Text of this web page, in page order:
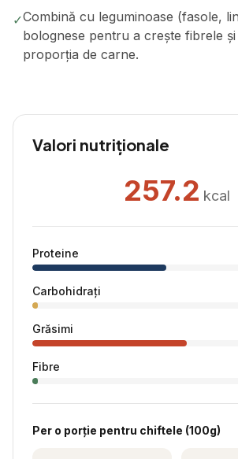
✓Combină cu leguminoase (fasole,
bolognese pentru a crește fibrele
proporția de carne.
Valori nutriționale
257.2 kcal
Proteine
Carbohidrați
Grăsimi
Fibre
Per o porție pentru chiftele (100g)